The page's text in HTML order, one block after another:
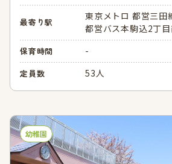
最寄り駅
東京メトロ 都営三田
都営バス本駒込2丁
保育時間 -
定員数 53人
幼稚園